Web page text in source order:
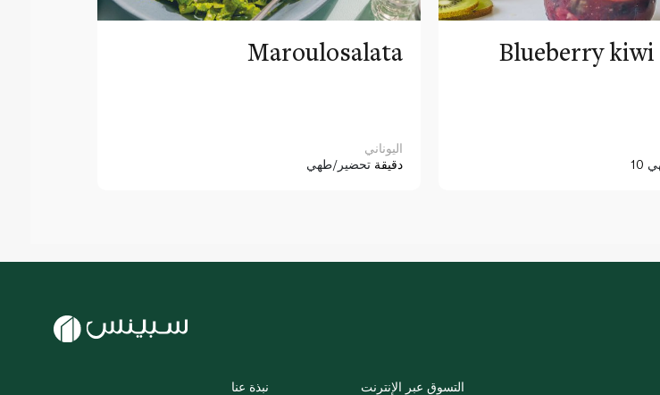
Maroulosalata
اليوناني
دقيقة تحضير/طهي
Blueberry kiwi
نبذة عنا
التسوق عبر الإنترنت